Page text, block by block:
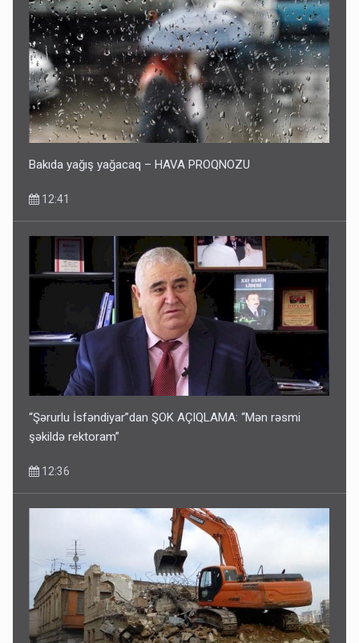
Bakıda yağış yağacaq – HAVA PROQNOZU
12:41
“Şərurlu İsfəndiyar”dan ŞOK AÇIQLAMA: “Mən rəsmi
şəkildə rektoram”
12:36